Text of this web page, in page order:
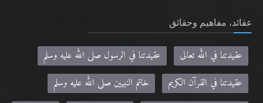
عقيدتنا في الله تعالى
عقيدتنا في الرسول صلى الله عليه وسلم
عقيدتنا في القرآن الكريم
خاتم النبيين صلى الله عليه وسلم
وفاة عيسى بن مريم عليه السلام
الجهاد في الإسلام